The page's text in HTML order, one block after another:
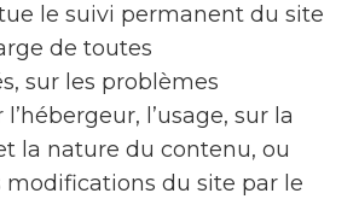
le suivi permanent du site
de toutes
sur les problèmes
l’usage, sur la
la nature du contenu, ou
modifications du site par le